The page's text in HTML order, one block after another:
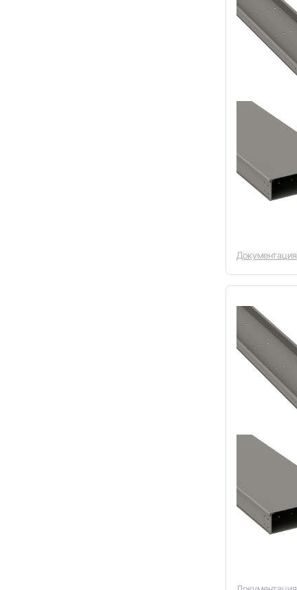
Документация